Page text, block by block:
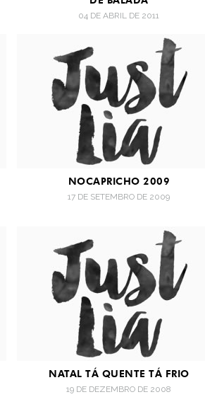
04 DE ABRIL DE 2011
NOCAPRICHO 2009
17 DE SETEMBRO DE 2009
NATAL TÁ QUENTE TÁ FRIO
19 DE DEZEMBRO DE 2008